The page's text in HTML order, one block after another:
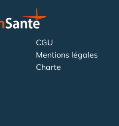
CGU
Mentions légales
Charte